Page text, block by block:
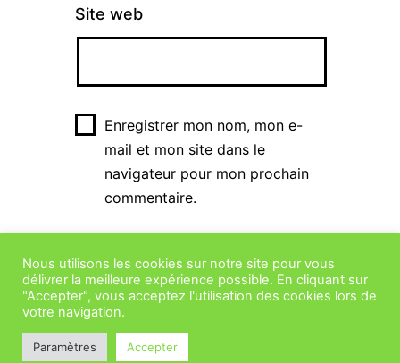
Site web
Enregistrer mon nom, mon e-
mail et mon site dans le
navigateur pour mon prochain
commentaire.
Nous utilisons les cookies sur notre site pour vous
délivrer la meilleure expérience possible. En cliquant sur
"Accepter", vous acceptez l'utilisation des cookies lors de
votre navigation.
Paramètres Accepter